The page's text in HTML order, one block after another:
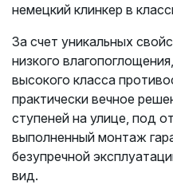
немецкий клинкер в
За счет уникальных
низкого
высокого класса
практически вечное
ступеней на улице, под
выполненный монтаж
безупречной
вид.